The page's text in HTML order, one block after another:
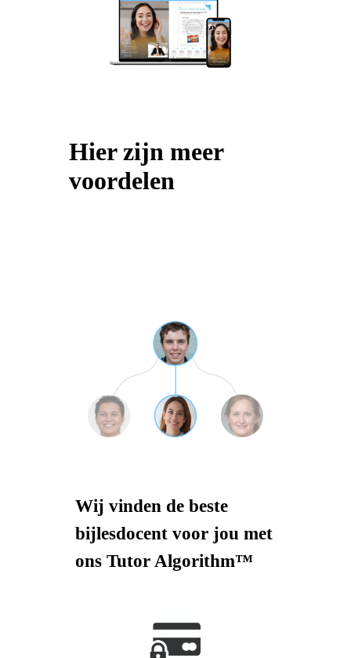
Hier zijn meer
voordelen
Wij vinden de beste
bijlesdocent voor jou met
ons Tutor Algorithm™